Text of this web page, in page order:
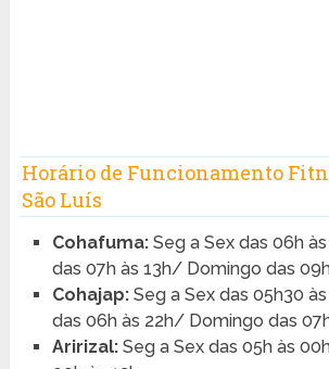
Horário de Funcionamento
São Luís
Cohafuma:Seg a Sex das 06h
das 07h às 13h/ Domingo das
Cohajap:Seg a Sex das 05h30
das 06h às 22h/ Domingo das
Aririzal:Seg a Sex das 05h às